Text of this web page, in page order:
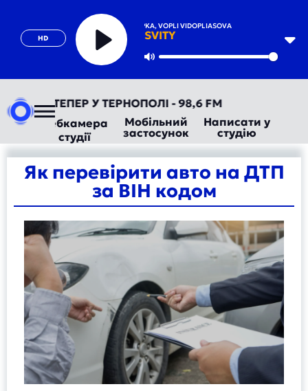
HD
OLEH SKRIPKA, VOPLI VIDOPLIASOVA
SVITY
Play
ТЕПЕР У ТЕРНОПОЛІ - 98,6 FM
Вебкамера
студії
Мобільний
застосунок
Написати у
студію
Як перевірити авто на ДТП
за ВІН кодом